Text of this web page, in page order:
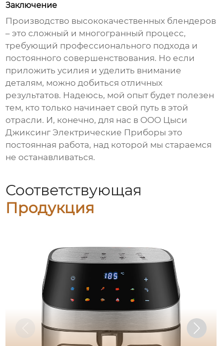
Заключение
Производство высококачественных блендеров
– это сложный и многогранный процесс,
требующий профессионального подхода и
постоянного совершенствования. Но если
приложить усилия и уделить внимание
деталям, можно добиться отличных
результатов. Надеюсь, мой опыт будет полезен
тем, кто только начинает свой путь в этой
отрасли. И, конечно, для нас в ООО Цыси
Джиксинг Электрические Приборы это
постоянная работа, над которой мы стараемся
не останавливаться.
Соответствующая
Продукция